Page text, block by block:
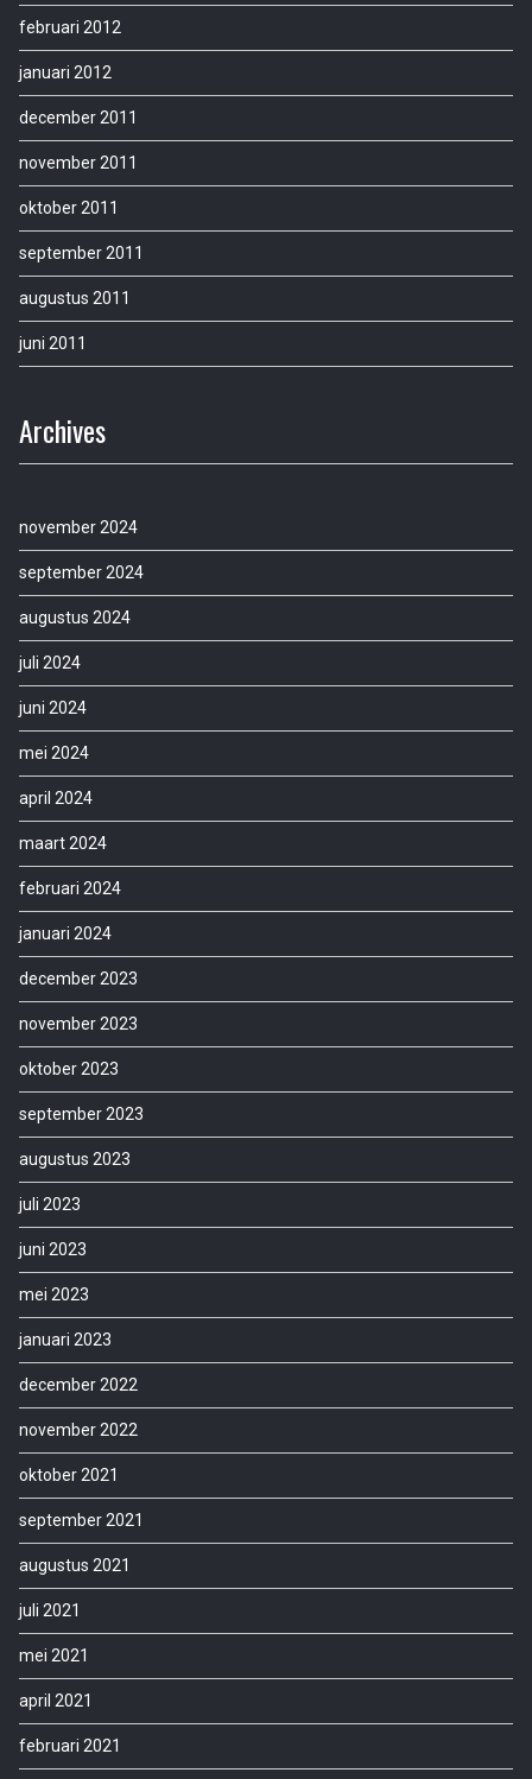
februari 2012
januari 2012
december 2011
november 2011
oktober 2011
september 2011
augustus 2011
juni 2011
Archives
november 2024
september 2024
augustus 2024
juli 2024
juni 2024
mei 2024
april 2024
maart 2024
februari 2024
januari 2024
december 2023
november 2023
oktober 2023
september 2023
augustus 2023
juli 2023
juni 2023
mei 2023
januari 2023
december 2022
november 2022
oktober 2021
september 2021
augustus 2021
juli 2021
mei 2021
april 2021
februari 2021